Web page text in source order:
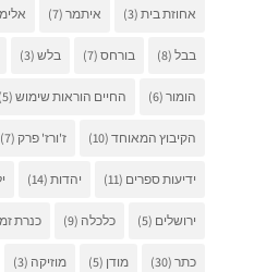
אחוזת בית(3) איתמר(7)
בבל(8) בורחס(7) בלש(3)
הומור(6) החיים הוראות שימוש(5)
הקיבוץ המאוחד(10) ז'ורז' פרק(7)
ידיעות ספרים (11) יהדות(14)
ירושלים (5) כלכלה (9) כנרת
כתר(30) מודן (5) מוזיקה (3)